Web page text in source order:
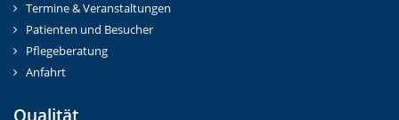
Termine & Veranstaltungen
Patienten und Besucher
Pflegeberatung
Anfahrt